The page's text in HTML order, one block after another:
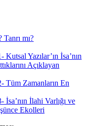
mı?
Yazılar’ın İsa’nın
Açıklayan
Zamanların En
İlahi Varlığı ve
Ekolleri